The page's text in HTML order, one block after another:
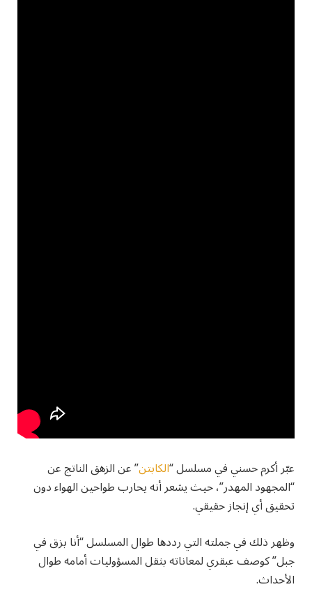
عبّر أكرم حسني في مسلسل “الكابتن” عن الزهق الناتج عن
“المجهود المهدر”، حيث يشعر أنه يحارب طواحين الهواء دون
تحقيق أي إنجاز حقيقي.
وظهر ذلك في جملته التي رددها طوال المسلسل “أنا بزق في
جبل” كوصف عبقري لمعاناته بثقل المسؤوليات أمامه طوال
الأحداث.